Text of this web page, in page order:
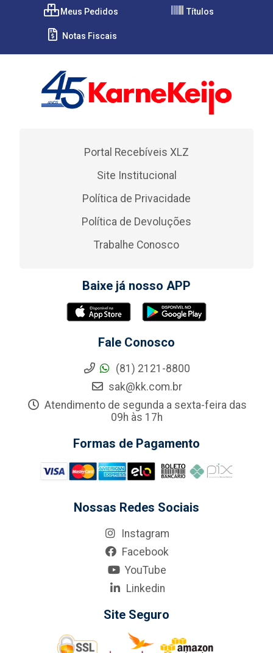
Meus Pedidos Títulos
Notas Fiscais
Portal Recebíveis XLZ
Site Institucional
Política de Privacidade
Política de Devoluções
Trabalhe Conosco
Baixe já nosso APP
Fale Conosco
(81) 2121-8800
sak@kk.com.br
Atendimento de segunda a sexta-feira das
09h às 17h
Formas de Pagamento
Nossas Redes Sociais
Instagram
Facebook
YouTube
Linkedin
Site Seguro